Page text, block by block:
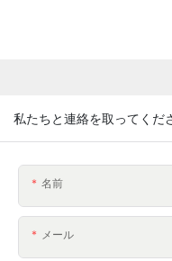
私たちと連絡を取ってくだ
名前
メール